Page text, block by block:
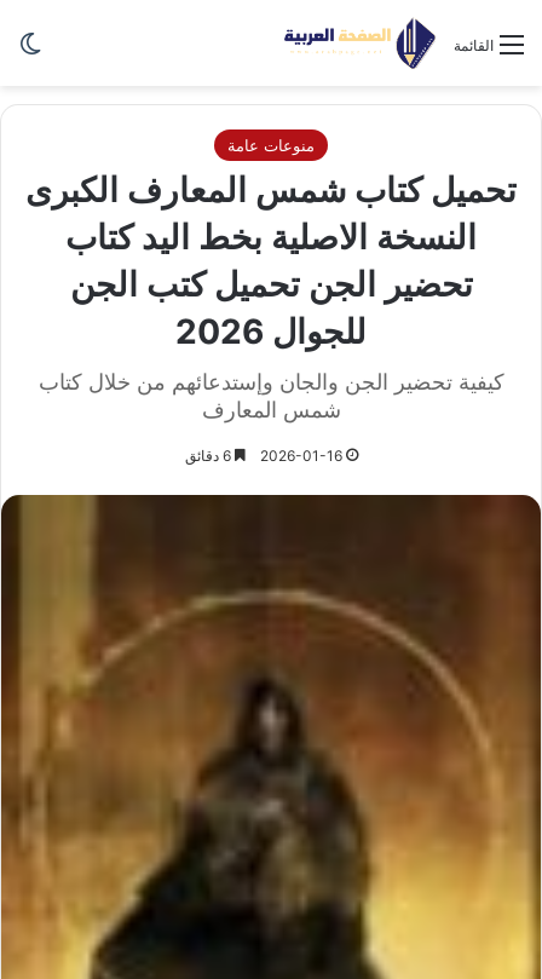
القائمة
منوعات عامة
تحميل كتاب شمس المعارف الكبرى
النسخة الاصلية بخط اليد كتاب
تحضير الجن تحميل كتب الجن
للجوال 2026
كيفية تحضير الجن والجان وإستدعائهم من خلال كتاب
شمس المعارف
2026-01-16 6 دقائق